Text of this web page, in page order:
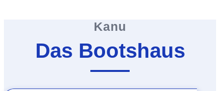
Kanu
Das Bootshaus